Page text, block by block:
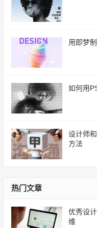
用即梦
如何用
设计师
方法
热门文章
优秀设
维